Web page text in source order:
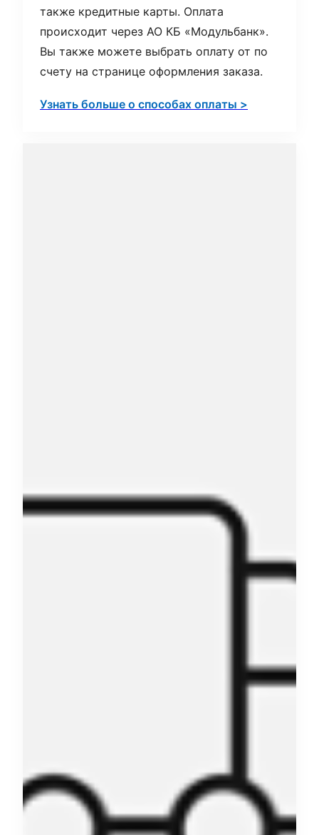
также кредитные карты. Оплата
происходит через АО КБ «Модульбанк».
Вы также можете выбрать оплату от по
счету на странице оформления заказа.
Узнать больше о способах оплаты >